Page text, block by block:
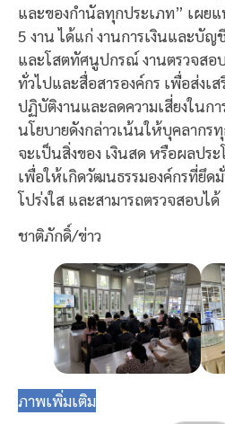
และของกำนัลทุกประเภท” เผย
5 งาน ได้แก่ งานการเงินและบั
และโสตทัศนูปกรณ์ งานตรวจสอ
ทั่วไปและสื่อสารองค์กร เพื่อส่งเส
ปฏิบัติงานและลดความเสี่ยงในก
นโยบายดังกล่าวเน้นให้บุคลากร
จะเป็นสิ่งของ เงินสด หรือผลปร
เพื่อให้เกิดวัฒนธรรมองค์กรที่ยึด
โปร่งใส และสามารถตรวจสอบได้
ชาติภักดิ์/ข่าว
ภาพเพิ่มเติม